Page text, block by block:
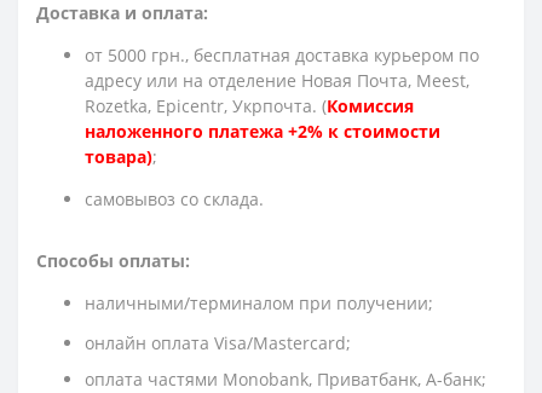
Доставка и оплата:
от 5000 грн., бесплатная доставка курьером по
адресу или на отделение Новая Почта, Meest,
Rozetka, Epicentr, Укрпочта. (Комиссия
наложенного платежа +2% к стоимости
товара);
cамовывоз со склада.
Способы оплаты:
наличными/терминалом при получении;
онлайн оплата Visa/Mastercard;
оплата частями Monobank, Приватбанк, А-банк;